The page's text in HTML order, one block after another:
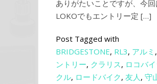
ありがたいことですが、今回
LOKOでもエントリー定 […]
Post Tagged with
BRIDGESTONE, RL3, アルミ ,
ントリー, クラリス, ロコバ
クル, ロードバイク, 友人, 守